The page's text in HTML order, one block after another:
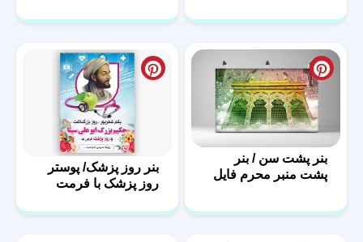
بنر پشت سن / بنر
پشت منبر محرم فایل
بنر روز پزشک/ پوستر
روز پزشک با فرمت